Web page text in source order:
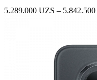
5.289.000 UZS – 5.842.500